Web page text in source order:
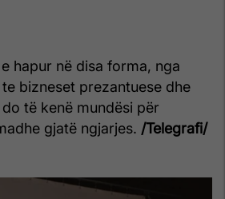
hapur në disa forma, nga
bizneset prezantuese dhe
të kenë mundësi për
gjatë ngjarjes. /Telegrafi/